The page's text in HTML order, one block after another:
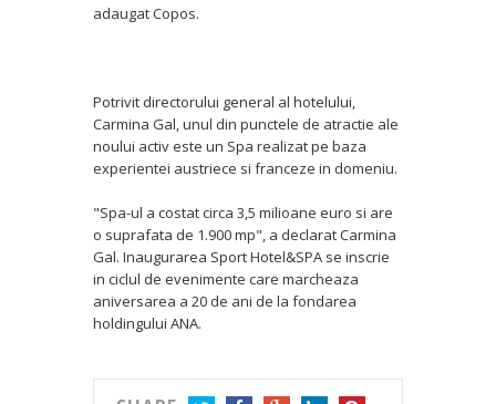
adaugat Copos.
Potrivit directorului general al hotelului,
Carmina Gal, unul din punctele de atractie ale
noului activ este un Spa realizat pe baza
experientei austriece si franceze in domeniu.
"Spa-ul a costat circa 3,5 milioane euro si are
o suprafata de 1.900 mp", a declarat Carmina
Gal. Inaugurarea Sport Hotel&SPA se inscrie
in ciclul de evenimente care marcheaza
aniversarea a 20 de ani de la fondarea
holdingului ANA.